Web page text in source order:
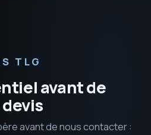
TLG
avant de
avant de nous contacter :